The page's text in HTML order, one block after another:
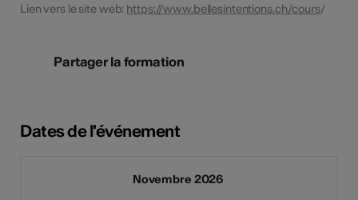
Lien vers le site web: https://www.bellesintentions.ch/cours/
Partager la formation
Dates de l'événement
Novembre 2026